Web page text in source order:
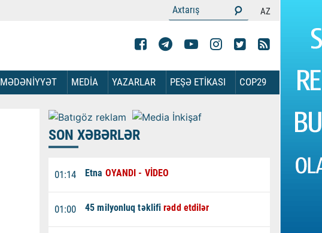
AZ
MƏDƏNİYYƏT MEDİA YAZARLAR PEŞƏ ETİKASI COP29
SON XƏBƏRLƏR
01:14 Etna OYANDI - VİDEO
01:00 45 milyonluq təklifirədd etdilər